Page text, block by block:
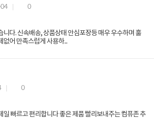
0
우 우수하며 훌
없어 만족스럽게 사용하...
0
일 빠르고 편리합니다 좋은 제품 빨리보내주는 컴퓨존 추